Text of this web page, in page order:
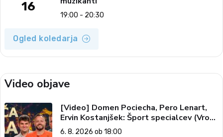
16
19:00 - 20:30
Ogled koledarja
Video objave
[Video] Domen Pociecha, Pero Lenart,
Ervin Kostanjšek: Šport specialcev (Vroča
tema, 6. 8. 2026)
6. 8. 2026 ob 18:00